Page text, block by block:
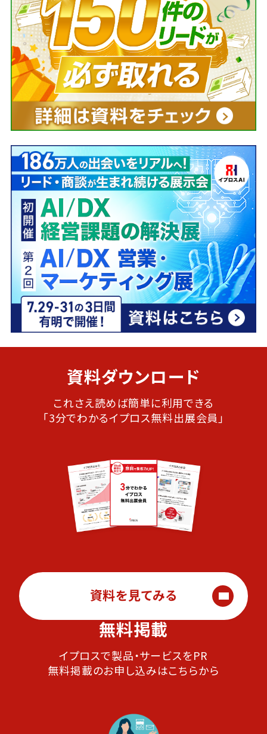
資料ダウンロード
これさえ読めば簡単に利用できる
「3分でわかるイプロス無料出展会員」
資料を見てみる
無料掲載
イプロスで製品・サービスをPR
無料掲載のお申し込みはこちらから